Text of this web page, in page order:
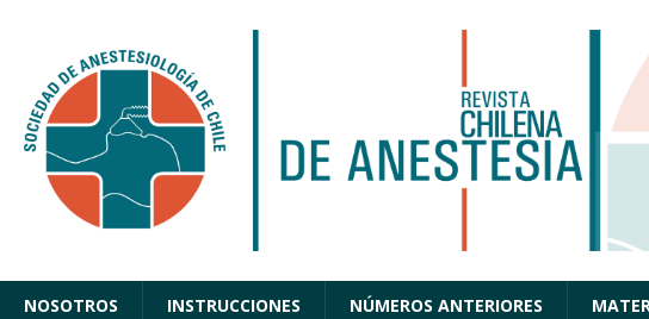
NOSOTROS INSTRUCCIONES NÚMEROS ANTERIORES